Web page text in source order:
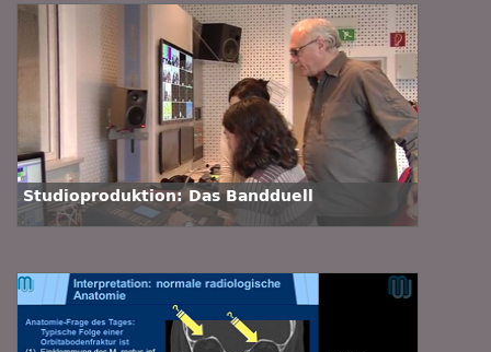
Studioproduktion: Das Bandduell